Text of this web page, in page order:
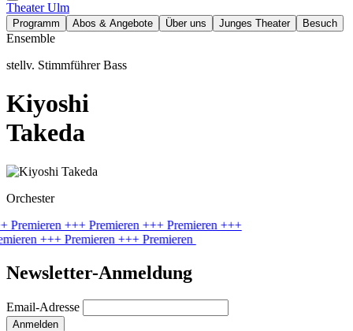
Theater Ulm
Programm Abos & Angebote Über uns Junges Theater Besuch
Ensemble
stellv. Stimmführer Bass
Kiyoshi
Takeda
Orchester
Premieren +++ Premieren +++ Premieren +++
+++ Premieren +++ Premieren
Newsletter-Anmeldung
Email-Adresse
Anmelden